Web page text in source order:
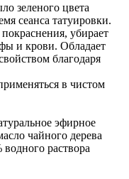
зеленого цвета
сеанса татуировки.
убирает
и крови. Обладает
благодаря
в чистом
эфирное
чайного дерева
раствора